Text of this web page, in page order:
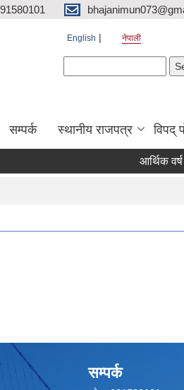
English नेपाली
सम्पर्क स्थानीय राजपत्र विपद्
आर्थिक वर्ष
सम्पर्क